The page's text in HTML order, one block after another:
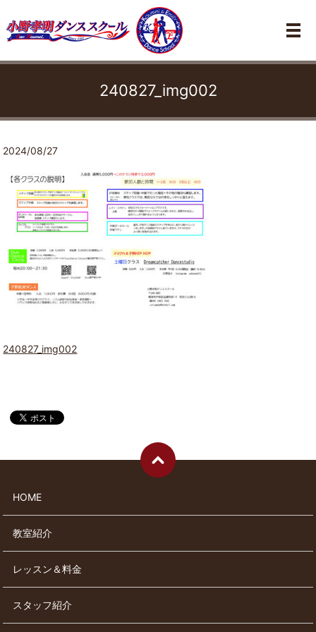
メ
240827_img002
2024/08/27
240827_img002
HOME
教室紹介
レッスン＆料金
スタッフ紹介